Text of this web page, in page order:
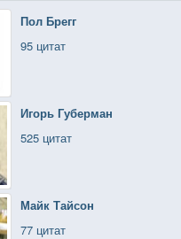
Пол Брегг
95 цитат
Игорь Губерман
525 цитат
Майк Тайсон
77 цитат